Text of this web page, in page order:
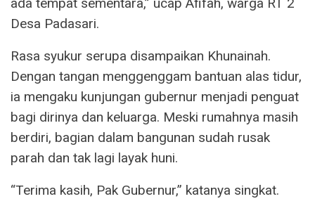
Desa Padasari.
Rasa syukur serupa disampaikan Khunainah.
Dengan tangan menggenggam bantuan alas tidur,
ia mengaku kunjungan gubernur menjadi penguat
bagi dirinya dan keluarga. Meski rumahnya masih
berdiri, bagian dalam bangunan sudah rusak
parah dan tak lagi layak huni.
“Terima kasih, Pak Gubernur,” katanya singkat.